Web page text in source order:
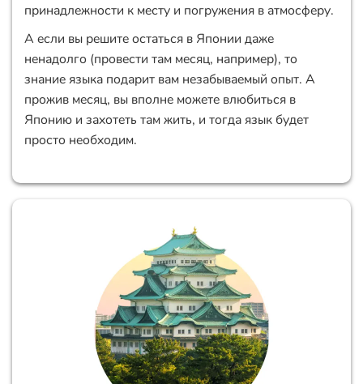
принадлежности к месту и погружения в атмосферу.
А если вы решите остаться в Японии даже
ненадолго (провести там месяц, например), то
знание языка подарит вам незабываемый опыт. А
прожив месяц, вы вполне можете влюбиться в
Японию и захотеть там жить, и тогда язык будет
просто необходим.